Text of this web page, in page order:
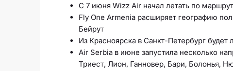
С 7 июня Wizz Air начал летать по
Fly One Armenia расширяет географию
Бейрут
Из Красноярска в Санкт-Петербург будет
Air Serbia в июне запустила несколько
Триест, Лион, Ганновер, Бари, Болонья,